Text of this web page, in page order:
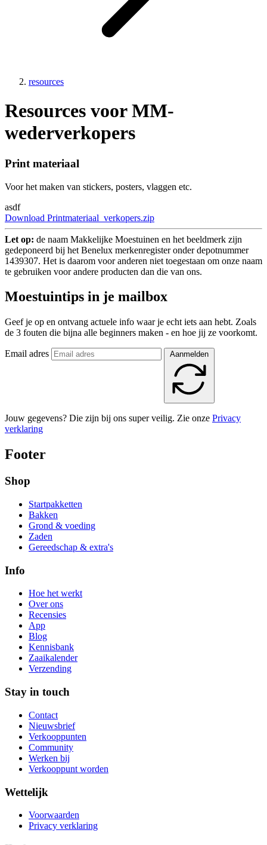
resources
Resources voor MM-
wederverkopers
Print materiaal
Voor het maken van stickers, posters, vlaggen etc.
asdf
Download Printmateriaal_verkopers.zip
Let op: de naam Makkelijke Moestuinen en het beeldmerk zijn
gedeponeerd bij het Benelux merkenregister onder depotnummer
1439307. Het is daarom voor anderen niet toegestaan om onze naam
te gebruiken voor andere producten dan die van ons.
Moestuintips in je mailbox
Geef je op en ontvang actuele info waar je echt iets aan hebt. Zoals
de 3 fouten die bijna alle beginners maken - en hoe jij ze voorkomt.
Email adres Aanmelden
Jouw gegevens? Die zijn bij ons super veilig. Zie onze Privacy
verklaring
Footer
Shop
Startpakketten
Bakken
Grond & voeding
Zaden
Gereedschap & extra's
Info
Hoe het werkt
Over ons
Recensies
App
Blog
Kennisbank
Zaaikalender
Verzending
Stay in touch
Contact
Nieuwsbrief
Verkooppunten
Community
Werken bij
Verkooppunt worden
Wettelijk
Voorwaarden
Privacy verklaring